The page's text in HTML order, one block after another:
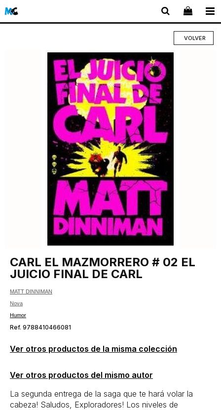
VOLVER
CARL EL MAZMORRERO # 02 EL
JUICIO FINAL DE CARL
MATT DINNIMAN
Nova
Humor
Ref. 9788410466081
Ver otros productos de la misma colección
Ver otros productos del mismo autor
La segunda entrega de la saga que te hará volar la
cabeza! Saludos, Exploradores! Los niveles de